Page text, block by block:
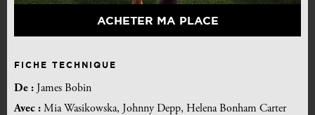
ACHETER MA PLACE
FICHE TECHNIQUE
De : James Bobin
Avec : Mia Wasikowska, Johnny Depp, Helena Bonham Carter